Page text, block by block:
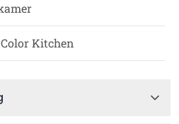
Kitchen